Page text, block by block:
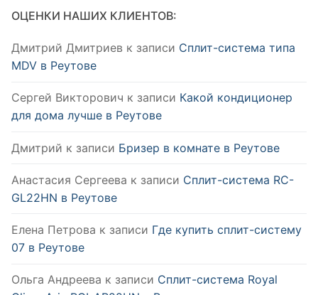
ОЦЕНКИ НАШИХ КЛИЕНТОВ:
Дмитрий Дмитриев к записи Сплит-система типа
MDV в Реутове
Сергей Викторович к записи Какой кондиционер
для дома лучше в Реутове
Дмитрий к записи Бризер в комнате в Реутове
Анастасия Сергеева к записи Сплит-система RC-
GL22HN в Реутове
Елена Петрова к записи Где купить сплит-систему
07 в Реутове
Ольга Андреева к записи Сплит-система Royal